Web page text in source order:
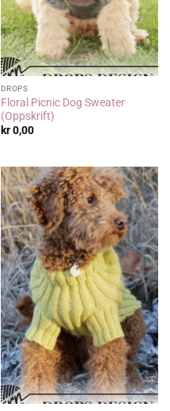
DROPS
Floral Picnic Dog Sweater
(Oppskrift)
kr0,00